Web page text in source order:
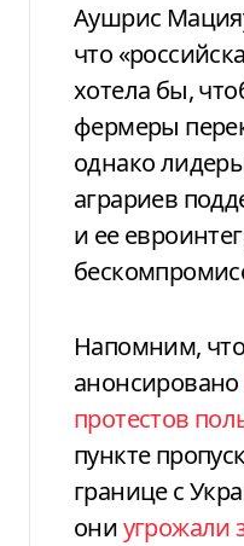
Аушрис
что
хотела бы,
фермеры
однако
аграриев
и ее
Напомним,
анонсировано
протестов
пункте
границе с
ониугрожали